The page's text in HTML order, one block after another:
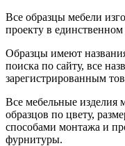
Все образцы мебели
проекту в единственном
Образцы имеют
поиска по сайту, все
зарегистрированным
Все мебельные изделия
образцов по цвету,
способами монтажа и
фурнитуры.